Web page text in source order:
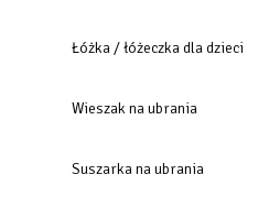
Łóżka / łóżeczka dla dzieci
Wieszak na ubrania
Suszarka na ubrania